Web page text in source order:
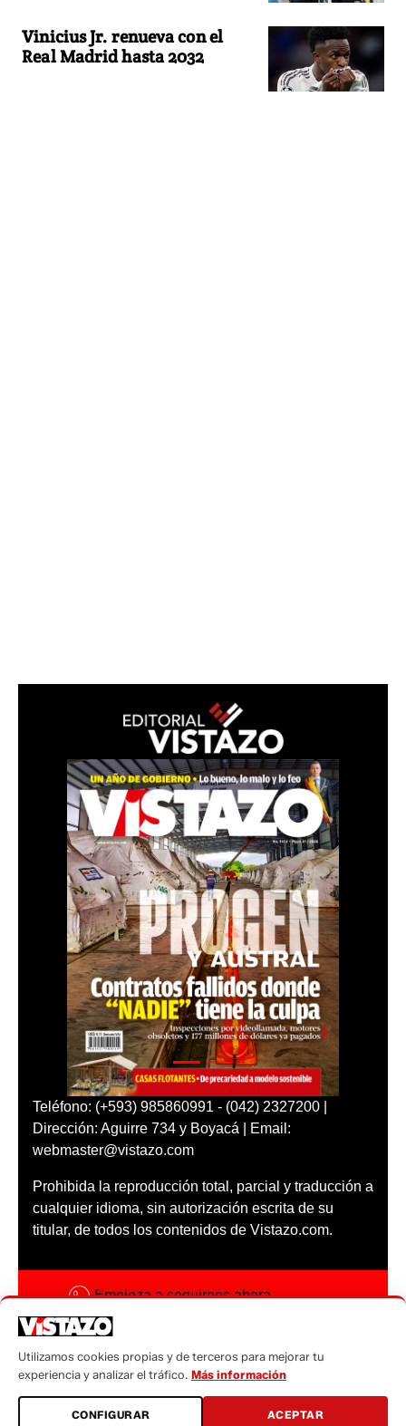
Vinicius Jr. renueva con el
Real Madrid hasta 2032
Teléfono: (+593) 985860991 - (042) 2327200 |
Dirección: Aguirre 734 y Boyacá | Email:
webmaster@vistazo.com
Prohibida la reproducción total, parcial y traducción a
cualquier idioma, sin autorización escrita de su
titular, de todos los contenidos de Vistazo.com.
Empieza a seguirnos ahora
Código ética
Sugerencias a:
sugerencias@vistazo.com
Utilizamos cookies propias y de terceros para mejorar tu
experiencia y analizar el tráfico. Más información
CONFIGURAR ACEPTAR